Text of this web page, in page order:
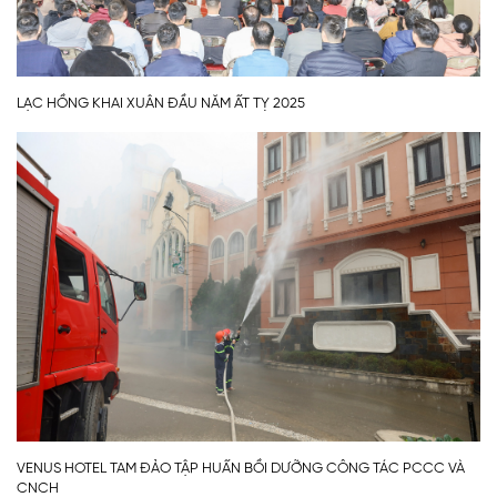
LẠC HỒNG KHAI XUÂN ĐẦU NĂM ẤT TỴ 2025
VENUS HOTEL TAM ĐẢO TẬP HUẤN BỒI DƯỠNG CÔNG TÁC PCCC VÀ
CNCH